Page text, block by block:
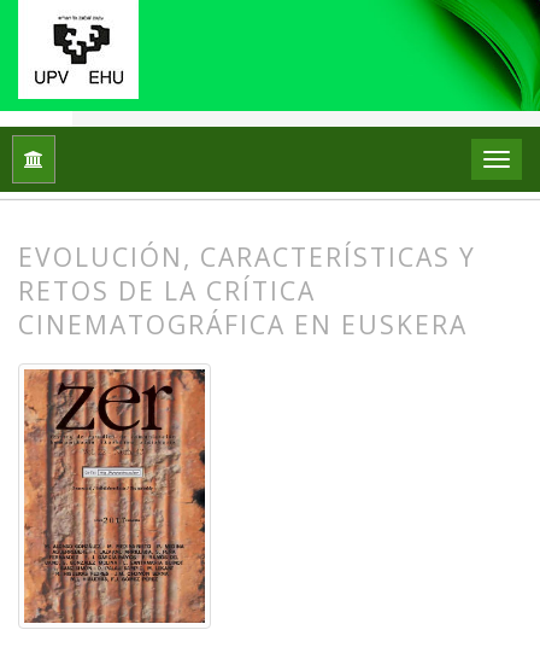
Inicio
EVOLUCIÓN, CARACTERÍSTICAS Y
RETOS DE LA CRÍTICA
CINEMATOGRÁFICA EN EUSKERA